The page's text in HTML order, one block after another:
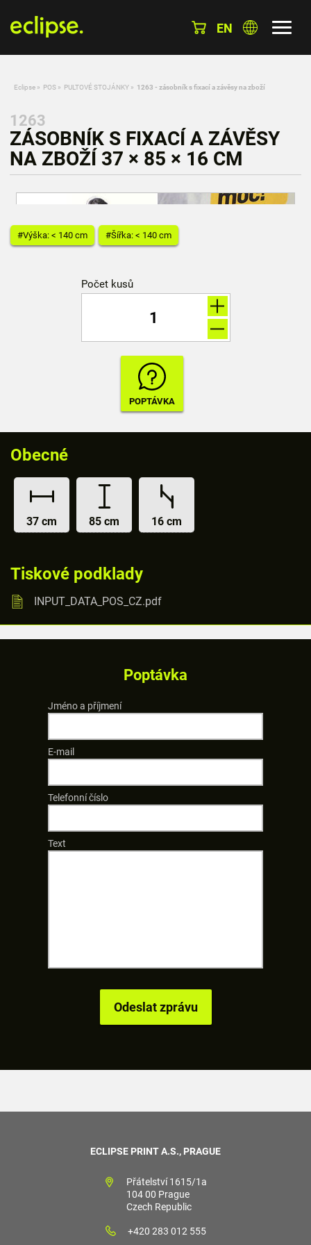
EN
Eclipse » POS » PULTOVÉ STOJÁNKY » 1263 - zásobník s fixací a závěsy na zboží
1263
ZÁSOBNÍK S FIXACÍ A ZÁVĚSY
NA ZBOŽÍ 37 × 85 × 16 CM
#Výška: < 140 cm #Šířka: < 140 cm
Počet kusů
Obecné
37 cm 85 cm 16 cm
Tiskové podklady
INPUT_DATA_POS_CZ.pdf
Poptávka
Jméno a příjmení
E-mail
Telefonní číslo
Text
ECLIPSE PRINT A.S., PRAGUE
Přátelství 1615/1a
104 00 Prague
Czech Republic
+420 283 012 555